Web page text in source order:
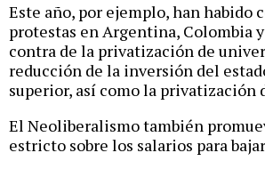
Este año, por ejemplo, han habido
protestas en Argentina, Colombia
contra de la privatización de
reducción de la inversión del
superior, así como la privatización
El Neoliberalismo también
estricto sobre los salarios para